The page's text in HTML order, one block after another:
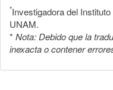
*Investigadora del
UNAM.
* Nota: Debido que la
inexacta o contener